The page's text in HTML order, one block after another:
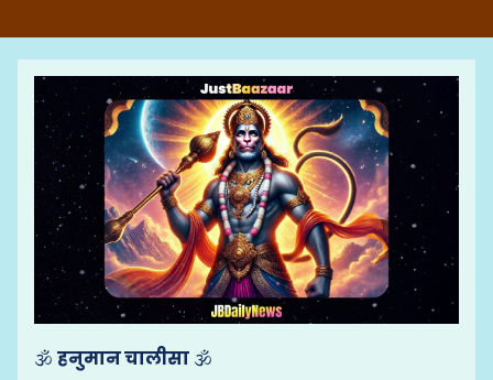
🕉️ हनुमान चालीसा 🕉️